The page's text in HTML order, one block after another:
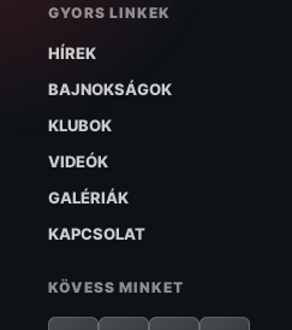
GYORS LINKEK
HÍREK
BAJNOKSÁGOK
KLUBOK
VIDEÓK
GALÉRIÁK
KAPCSOLAT
KÖVESS MINKET